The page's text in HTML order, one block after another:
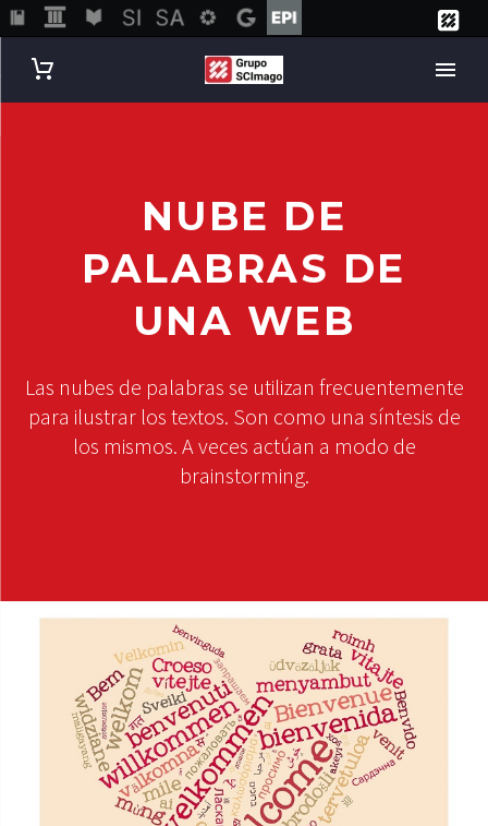
NUBE DE
PALABRAS DE
UNA WEB
Las nubes de palabras se utilizan frecuentemente
para ilustrar los textos. Son como una síntesis de
los mismos. A veces actúan a modo de
brainstorming.